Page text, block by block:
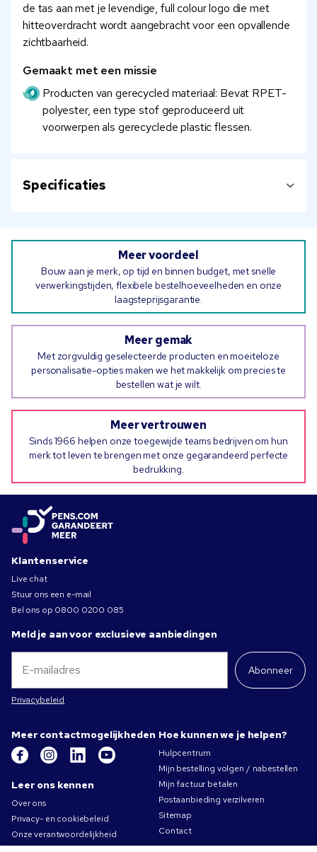
de tas aan met je levendige, full colour logo die met
hitteoverdracht wordt aangebracht voor een opvallende
zichtbaarheid.
Gemaakt met een missie
Producten van gerecycled materiaal: Bevat RPET-
polyester, een type stof geproduceerd uit
voorwerpen als gerecyclede plastic flessen.
Specificaties
Meer voordeel
Bouw aan je merk, op tijd en binnen budget, met snelle
verwerkingstijden, flexibele bestelhoeveelheden en onze
laagsteprijsgarantie.
Meer gemak
Met zorgvuldig geselecteerde producten en moeiteloze
personalisatie-opties maken we het makkelijk om precies te
bestellen wat je wilt.
Meer vertrouwen
Sinds 1966 helpen onze toegewijde teams bedrijven om hun
merk tot leven te brengen met onze gegarandeerd perfecte
bedrukking.
Klantenservice
Live chat
Stuur ons een e-mail
Bel ons op 0800 0200 085
Meld je aan voor exclusieve aanbiedingen
Abonneer
Privacybeleid
Meer contactmogelijkheden
Leer ons kennen
Over ons
Privacy- en cookiebeleid
Onze verantwoordelijkheid
Hoe kunnen we je helpen?
Hulpcentrum
Mijn bestelling volgen / nabestellen
Mijn factuur betalen
Postaanbieding verzilveren
Sitemap
Contact